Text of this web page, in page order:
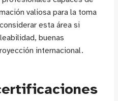
valiosa para la toma
esta área si
buenas
internacional.